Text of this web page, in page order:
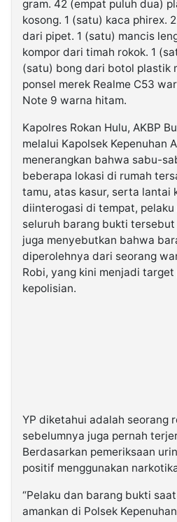
gram. 42 (empat puluh dua)
kosong. 1 (satu) kaca phirex.
dari pipet. 1 (satu) mancis
kompor dari timah rokok. 1
(satu) bong dari botol plastik
ponsel merek Realme C53
Note 9 warna hitam.
Kapolres Rokan Hulu, AKBP
melalui Kapolsek Kepenuhan
menerangkan bahwa sabu-
beberapa lokasi di rumah
tamu, atas kasur, serta lantai
diinterogasi di tempat, pelaku
seluruh barang bukti
juga menyebutkan bahwa
diperolehnya dari seorang
Robi, yang kini menjadi
kepolisian.
YP diketahui adalah seorang
sebelumnya juga pernah
Berdasarkan pemeriksaan
positif menggunakan
“Pelaku dan barang bukti
amankan di Polsek